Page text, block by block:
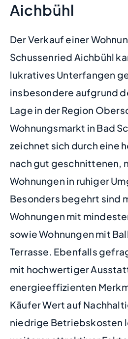
Aichbühl
Der Verkauf einer
Schussenried Aichbühl
lukratives Unterfangen
insbesondere aufgrund
Lage in der Region
Wohnungsmarkt in Bad
zeichnet sich durch eine
nach gut geschnittenen,
Wohnungen in ruhiger
Besonders begehrt sind
Wohnungen mit
sowie Wohnungen mit
Terrasse. Ebenfalls
mit hochwertiger
energieeffizienten
Käufer Wert auf
niedrige Betriebskosten